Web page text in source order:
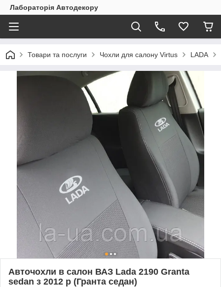
Лабораторія Автодекору
Товари та послуги Чохли для салону Virtus LADA
Авточохли в салон ВАЗ Lada 2190 Granta
sedan з 2012 р (Гранта седан)